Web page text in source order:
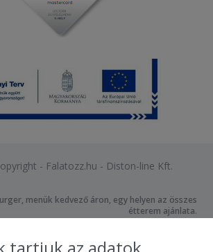
- Falatozz.hu - Diston-line Kft.
menük kedvező áron, egy helyen az összes
étterem ajánlata.
tartjuk az adatok